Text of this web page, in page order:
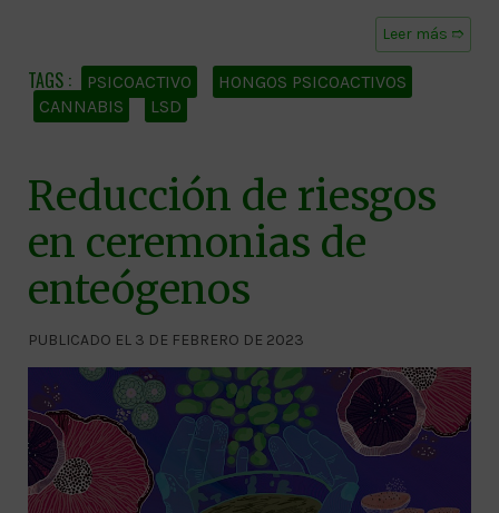
Leer más ➱
PSICOACTIVO
HONGOS PSICOACTIVOS
CANNABIS
LSD
Reducción de riesgos
en ceremonias de
enteógenos
PUBLICADO EL 3 DE FEBRERO DE 2023